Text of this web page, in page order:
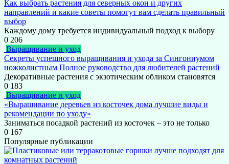
Как выбрать растения для северных окон и других
направлений и какие советы помогут вам сделать правильный
выбор
Каждому дому требуется индивидуальный подход к выбору
0 206
Выращивание и уход
Секреты успешного выращивания и ухода за Сингониумом
ножколистным Полное руководство для любителей растений
Декоративные растения с экзотическим обликом становятся
0 183
Выращивание и уход
«Выращивание деревьев из косточек дома лучшие виды и
рекомендации по уходу»
Заниматься посадкой растений из косточек – это не только
0 167
Популярные публикации